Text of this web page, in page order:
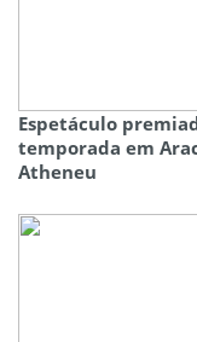
Espetáculo
temporada em
Atheneu